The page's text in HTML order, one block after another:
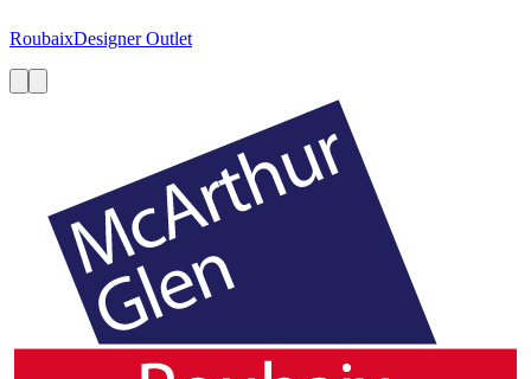
RoubaixDesigner Outlet